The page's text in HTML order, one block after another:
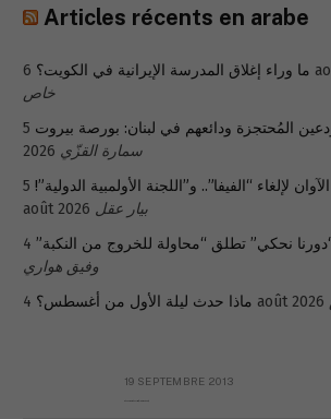
Articles récents en arabe
ما وراء إغلاق المدرسة الإيرانية في الكويت؟ 6
خاص
المُحتجزة ودائعهم في لبنان: بورصة بيروت 5 août
2026 سمارة القزّي
لإلغاء “الفيفا”.. و”اللجنة الأولمبية الدولية”! 5
août 2026 بيار عقل
نحكي” تطلق “محاولة للخروج من النكبة”
وفيق هواري
ماذا حدث ليلة الأول من أغسطس؟ 4 août 2026
19 SEPTEMBRE 2013